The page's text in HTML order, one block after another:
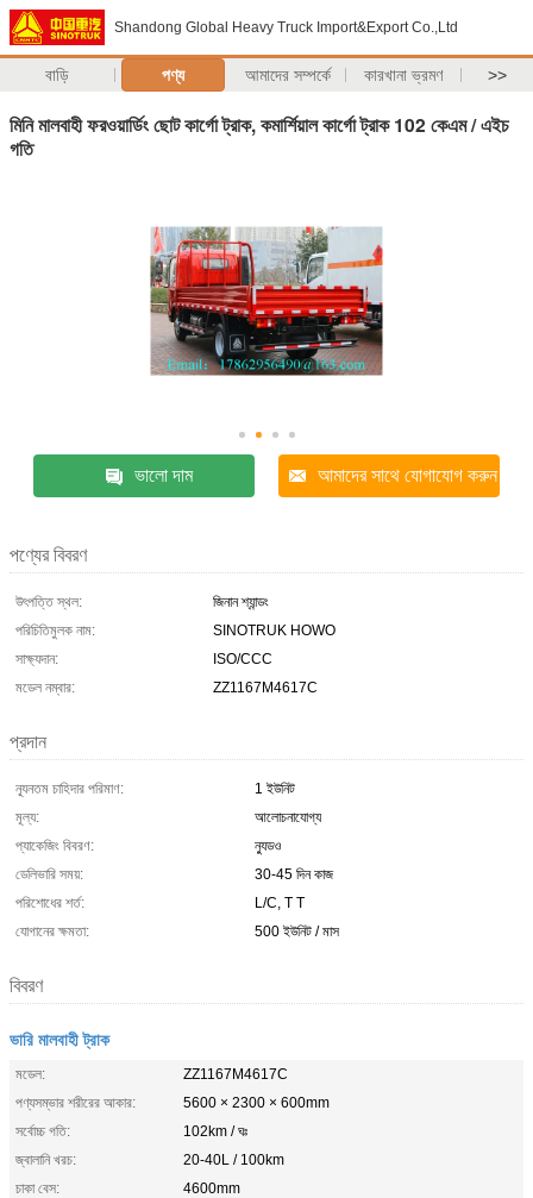
Shandong Global Heavy Truck Import&Export Co.,Ltd
বাড়ি পণ্য আমাদের সম্পর্কে কারখানা ভ্রমণ >>
মিনি মালবাহী ফরওয়ার্ডিং ছোট কার্গো ট্রাক, কমার্শিয়াল কার্গো ট্রাক 102 কেএম / এইচ
গতি
ভালো দাম আমাদের সাথে যোগাযোগ করুন
পণ্যের বিবরণ
উৎপত্তি স্থল:
জিনান শ্যান্ডং
পরিচিতিমুলক নাম:
SINOTRUK HOWO
সাক্ষ্যদান:
ISO/CCC
মডেল নম্বার:
ZZ1167M4617C
প্রদান
ন্যূনতম চাহিদার পরিমাণ:
1 ইউনিট
মূল্য:
আলোচনাযোগ্য
প্যাকেজিং বিবরণ:
ন্যুডও
ডেলিভারি সময়:
30-45 দিন কাজ
পরিশোধের শর্ত:
L/C, T T
যোগানের ক্ষমতা:
500 ইউনিট / মাস
বিবরণ
ভারি মালবাহী ট্রাক
মডেল:
ZZ1167M4617C
পণ্যসম্ভার শরীরের আকার:
5600 × 2300 × 600mm
সর্বোচ্চ গতি:
102km / ঘঃ
জ্বালানি খরচ:
20-40L / 100km
চাকা বেস:
4600mm